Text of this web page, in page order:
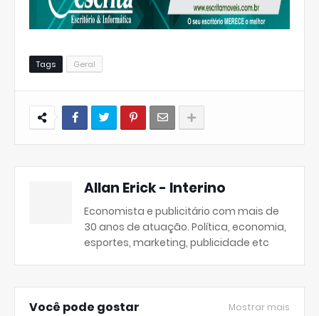
Tags Geral
Allan Erick - Interino
Economista e publicitário com mais de
30 anos de atuação. Política, economia,
esportes, marketing, publicidade etc
Você pode gostar Mostrar mais